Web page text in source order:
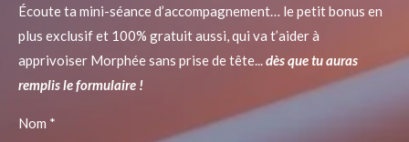
Écoute ta mini-séance d’accompagnement… le petit bonus en
plus exclusif et 100% gratuit aussi, qui va t’aider à
apprivoiser Morphée sans prise de tête...dès que tu auras
remplis le formulaire !
Nom *